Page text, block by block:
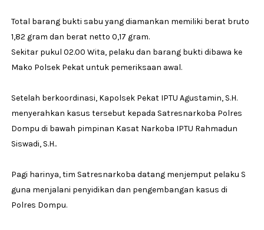
Total barang bukti sabu yang diamankan memiliki berat bruto
1,82 gram dan berat netto 0,17 gram.
Sekitar pukul 02.00 Wita, pelaku dan barang bukti dibawa ke
Mako Polsek Pekat untuk pemeriksaan awal.
Setelah berkoordinasi, Kapolsek Pekat IPTU Agustamin, S.H.
menyerahkan kasus tersebut kepada Satresnarkoba Polres
Dompu di bawah pimpinan Kasat Narkoba IPTU Rahmadun
Siswadi, S.H..
Pagi harinya, tim Satresnarkoba datang menjemput pelaku S
guna menjalani penyidikan dan pengembangan kasus di
Polres Dompu.